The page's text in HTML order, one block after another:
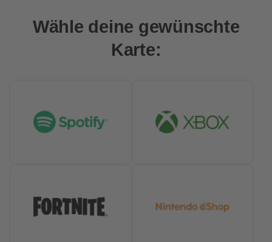
Wähle deine gewünschte
Karte: